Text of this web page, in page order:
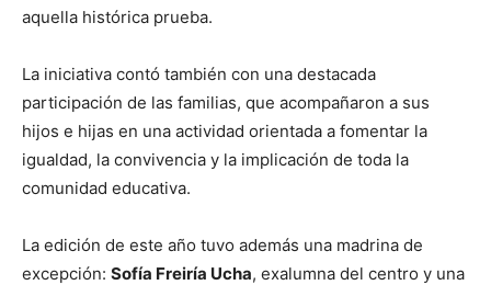
aquella histórica prueba.
La iniciativa contó también con una destacada
participación de las familias, que acompañaron a sus
hijos e hijas en una actividad orientada a fomentar la
igualdad, la convivencia y la implicación de toda la
comunidad educativa.
La edición de este año tuvo además una madrina de
excepción: Sofía Freiría Ucha, exalumna del centro y una